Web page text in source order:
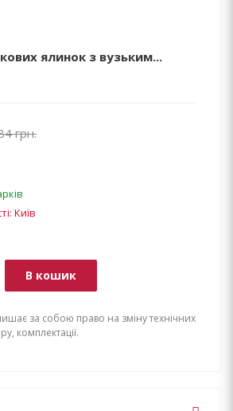
ялинок з вузьким...
грн.
Київ
В кошик
за собою право на зміну технічних
комплектації.